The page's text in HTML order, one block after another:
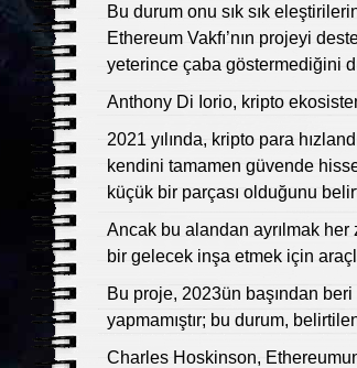
Bu durum onu sık sık
Ethereum Vakfı’nın projeyi
yeterince çaba göstermediğini
Anthony Di Iorio, kripto
2021 yılında, kripto para
kendini tamamen güvende
küçük bir parçası olduğunu
Ancak bu alandan ayrılmak
bir gelecek inşa etmek için
Bu proje, 2023ün başından
yapmamıştır; bu durum,
Charles Hoskinson,